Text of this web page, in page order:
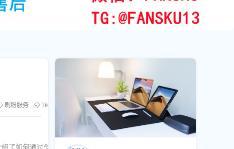
刷粉服务 TikTok收藏量
了如何通过创